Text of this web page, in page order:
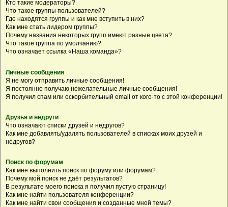
Кто такие модераторы?
Что такое группы пользователей?
Где находятся группы и как мне вступить в них?
Как мне стать лидером группы?
Почему названия некоторых групп имеют разные цвета?
Что такое группа по умолчанию?
Что означает ссылка «Наша команда»?
Личные сообщения
Я не могу отправить личные сообщения!
Я постоянно получаю нежелательные личные сообщения!
Я получил спам или оскорбительный email от кого-то с этой конференции!
Друзья и недруги
Что означают списки друзей и недругов?
Как мне добавлять/удалять пользователей в списках моих друзей и
недругов?
Поиск по форумам
Как мне выполнить поиск по форуму или форумам?
Почему мой поиск не даёт результатов?
В результате моего поиска я получил пустую страницу!
Как мне найти пользователя конференции?
Как мне найти свои сообщения и созданные мной темы?